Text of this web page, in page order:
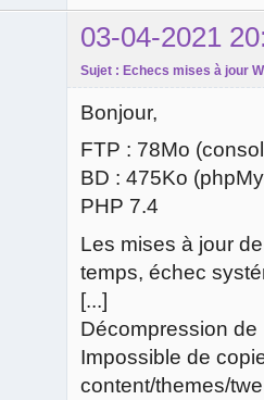
03-04-2021
Sujet : Echecs mises à jour
Bonjour,
FTP : 78Mo
BD : 475Ko
PHP 7.4
Les mises à jour
temps, échec
[...]
Décompression
Impossible de
content/themes/